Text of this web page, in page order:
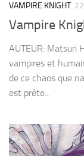
VAMPIRE KNIGHT
Vampire
AUTEUR: Matsuri
vampires et
de ce chaos que
est prête...